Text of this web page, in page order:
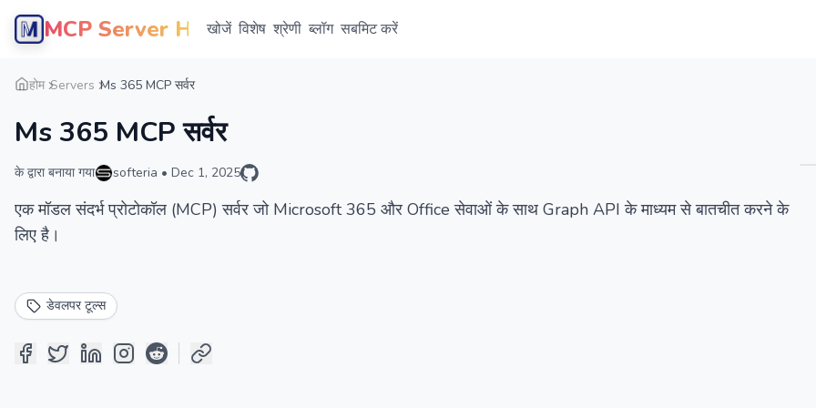
MCP Server Hubखोजें विशेष श्रेणी ब्लॉग सबमिट करें
होम Servers Ms 365 MCP सर्वर
Ms 365 MCP सर्वर
के द्वारा बनाया गया softeria • Dec 1, 2025
एक मॉडल संदर्भ प्रोटोकॉल (MCP) सर्वर जो Microsoft 365 और Office सेवाओं के साथ Graph API के माध्यम से बातचीत करने के
लिए है।
डेवलपर टूल्स